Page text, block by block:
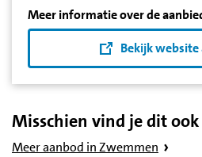
Meer informatie over de
Bekijk
Misschien vind je dit
Meer aanbod in Zwemmen